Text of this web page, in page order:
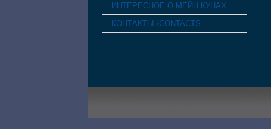
ИНТЕРЕСНОЕ О МЕЙН КУНАХ
КОНТАКТЫ /CONTACTS